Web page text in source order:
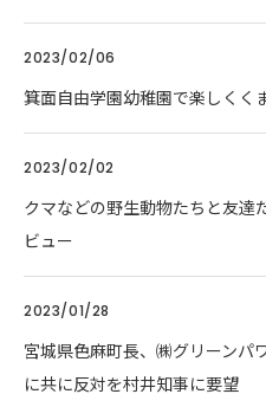
2023/02/06
箕面自由学園幼稚園で楽しくく
2023/02/02
クマなどの野生動物たちと友達
ビュー
2023/01/28
宮城県色麻町長、㈱グリーンパ
に共に反対を村井知事に要望